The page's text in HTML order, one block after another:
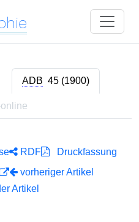
ADB 45 (1900)
RDF
Druckfassung
vorheriger Artikel
Artikel